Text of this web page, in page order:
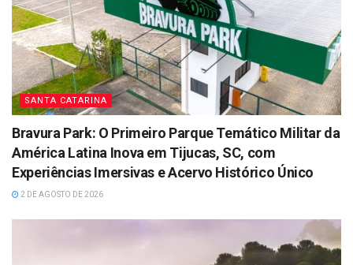
SANTA CATARINA
Bravura Park: O Primeiro Parque Temático Militar da
América Latina Inova em Tijucas, SC, com
Experiências Imersivas e Acervo Histórico Único
2 DE AGOSTO DE 2026